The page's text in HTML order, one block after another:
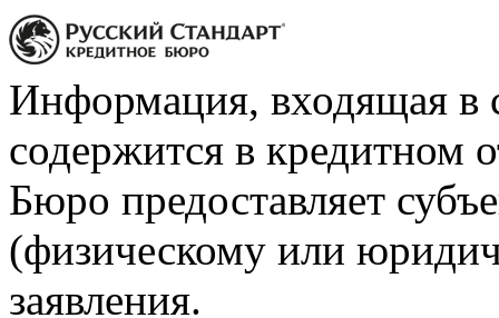
Информация, входящая в
содержится в кредитном
Бюро предоставляет
(физическому или
заявления.